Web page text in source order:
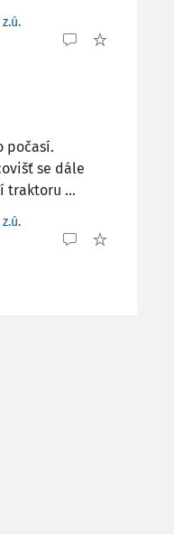
počasí.
se dále
traktoru ...